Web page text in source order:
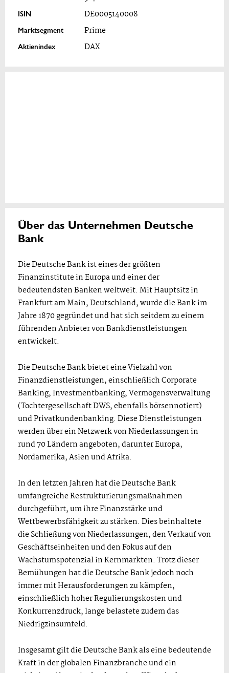
ISIN DE0005140008
Marktsegment Prime
Aktienindex DAX
Über das Unternehmen Deutsche
Bank
Die Deutsche Bank ist eines der größten
Finanzinstitute in Europa und einer der
bedeutendsten Banken weltweit. Mit Hauptsitz in
Frankfurt am Main, Deutschland, wurde die Bank im
Jahre 1870 gegründet und hat sich seitdem zu einem
führenden Anbieter von Bankdienstleistungen
entwickelt.
Die Deutsche Bank bietet eine Vielzahl von
Finanzdienstleistungen, einschließlich Corporate
Banking, Investmentbanking, Vermögensverwaltung
(Tochtergesellschaft DWS, ebenfalls börsennotiert)
und Privatkundenbanking. Diese Dienstleistungen
werden über ein Netzwerk von Niederlassungen in
rund 70 Ländern angeboten, darunter Europa,
Nordamerika, Asien und Afrika.
In den letzten Jahren hat die Deutsche Bank
umfangreiche Restrukturierungsmaßnahmen
durchgeführt, um ihre Finanzstärke und
Wettbewerbsfähigkeit zu stärken. Dies beinhaltete
die Schließung von Niederlassungen, den Verkauf von
Geschäftseinheiten und den Fokus auf den
Wachstumspotenzial in Kernmärkten. Trotz dieser
Bemühungen hat die Deutsche Bank jedoch noch
immer mit Herausforderungen zu kämpfen,
einschließlich hoher Regulierungskosten und
Konkurrenzdruck, lange belastete zudem das
Niedrigzinsumfeld.
Insgesamt gilt die Deutsche Bank als eine bedeutende
Kraft in der globalen Finanzbranche und ein